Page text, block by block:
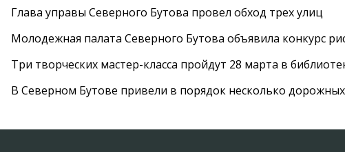
Глава управы Северного Бутова провел обход трех улиц
Молодежная палата Северного Бутова объявила конкурс
Три творческих мастер-класса пройдут 28 марта в
В Северном Бутове привели в порядок несколько